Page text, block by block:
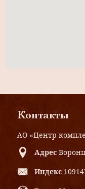
Контакты
АО «Центр
Адрес
Индекс